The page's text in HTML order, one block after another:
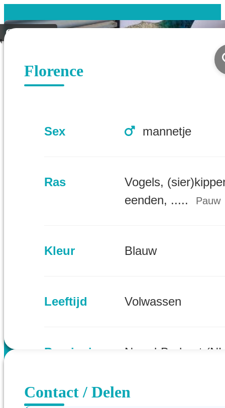
Gevonden
Florence
Sex mannetje
Ras
Vogels,
eenden, .....
Pauw
Kleur Blauw
Leeftijd Volwassen
Provincie Noord-Brabant
Contact / Delen